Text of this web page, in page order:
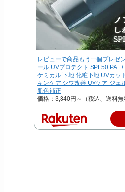
レビューで商品もう一個プレゼ
ール UVプロテクト SPF50
ケミカル 下地 化粧下地 UVカッ
キンケア シワ改善 UVケア ジェ
肌色補正
価格：3,840円～（税込、送料無